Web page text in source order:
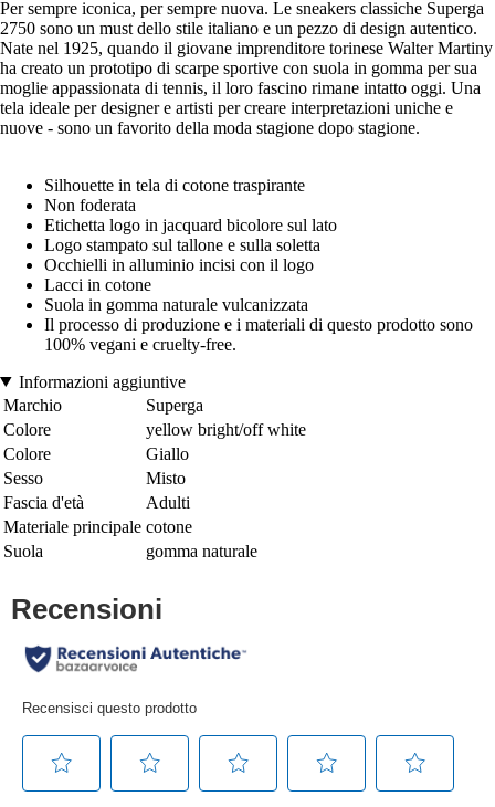
Per sempre iconica, per sempre nuova. Le sneakers classiche Superga
2750 sono un must dello stile italiano e un pezzo di design autentico.
Nate nel 1925, quando il giovane imprenditore torinese Walter Martiny
ha creato un prototipo di scarpe sportive con suola in gomma per sua
moglie appassionata di tennis, il loro fascino rimane intatto oggi. Una
tela ideale per designer e artisti per creare interpretazioni uniche e
nuove - sono un favorito della moda stagione dopo stagione.
Silhouette in tela di cotone traspirante
Non foderata
Etichetta logo in jacquard bicolore sul lato
Logo stampato sul tallone e sulla soletta
Occhielli in alluminio incisi con il logo
Lacci in cotone
Suola in gomma naturale vulcanizzata
Il processo di produzione e i materiali di questo prodotto sono
100% vegani e cruelty-free.
Informazioni aggiuntive
Marchio
Superga
Colore
yellow bright/off white
Colore
Giallo
Sesso
Misto
Fascia d'età
Adulti
Materiale principale cotone
Suola
gomma naturale